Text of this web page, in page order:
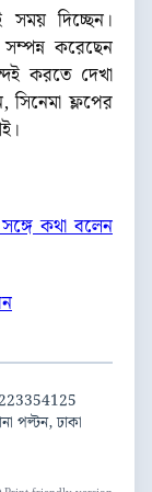
সময় দিচ্ছেন।
করেছেন
করতে দেখা
সিনেমা ফ্লপের
কথা বলেন
পল্টন, ঢাকা